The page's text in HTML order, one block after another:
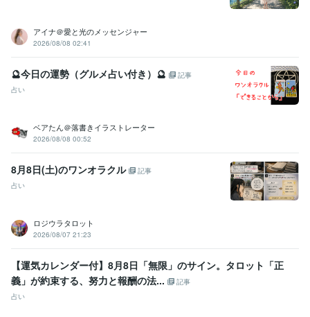
アイナ＠愛と光のメッセンジャー
2026/08/08 02:41
🔮今日の運勢（グルメ占い付き）🔮
記事
占い
ベアたん＠落書きイラストレーター
2026/08/08 00:52
8月8日(土)のワンオラクル
記事
占い
ロジウラタロット
2026/08/07 21:23
【運気カレンダー付】8月8日「無限」のサイン。タロット「正
義」が約束する、努力と報酬の法...
記事
占い